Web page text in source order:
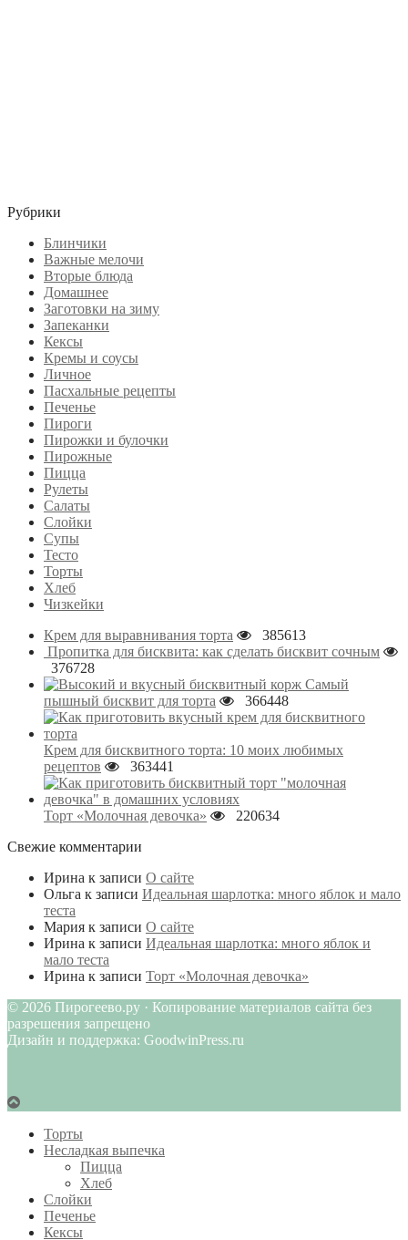
Рубрики
Блинчики
Важные мелочи
Вторые блюда
Домашнее
Заготовки на зиму
Запеканки
Кексы
Кремы и соусы
Личное
Пасхальные рецепты
Печенье
Пироги
Пирожки и булочки
Пирожные
Пицца
Рулеты
Салаты
Слойки
Супы
Тесто
Торты
Хлеб
Чизкейки
Крем для выравнивания торта
385613
Пропитка для бисквита: как сделать бисквит сочным
376728
Самый
пышный бисквит для торта
366448
Крем для бисквитного торта: 10 моих любимых
рецептов
363441
Торт «Молочная девочка»
220634
Свежие комментарии
Ирина к записи О сайте
Ольга к записи Идеальная шарлотка: много яблок и мало
теста
Мария к записи О сайте
Ирина к записи Идеальная шарлотка: много яблок и
мало теста
Ирина к записи Торт «Молочная девочка»
© 2026 Пирогеево.ру · Копирование материалов сайта без
разрешения запрещено
Дизайн и поддержка: GoodwinPress.ru
Торты
Несладкая выпечка
Пицца
Хлеб
Слойки
Печенье
Кексы